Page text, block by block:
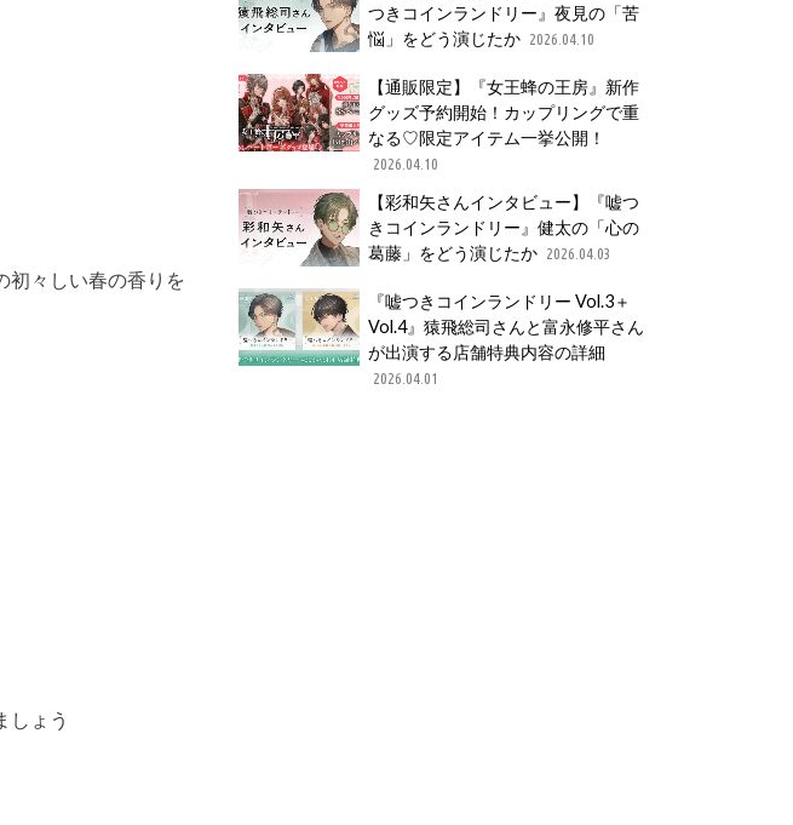
初々しい春の香りを
しょう
つきコインランドリー』夜見の「苦
悩」をどう演じたか 2026.04.10
【通販限定】『女王蜂の王房』新作
グッズ予約開始！カップリングで重
なる♡限定アイテム一挙公開！
2026.04.10
【彩和矢さんインタビュー】『嘘つ
きコインランドリー』健太の「心の
葛藤」をどう演じたか 2026.04.03
『嘘つきコインランドリー Vol.3＋
Vol.4』猿飛総司さんと富永修平さん
が出演する店舗特典内容の詳細
2026.04.01